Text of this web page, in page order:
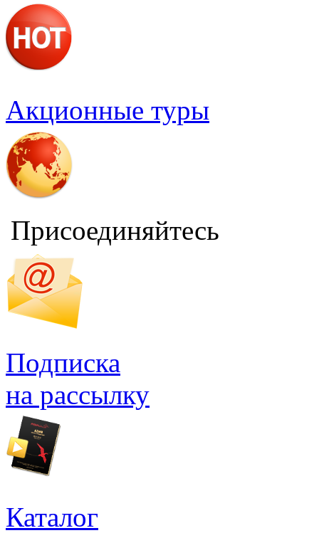
Акционные туры
Присоединяйтесь
Подписка
на рассылку
Каталог